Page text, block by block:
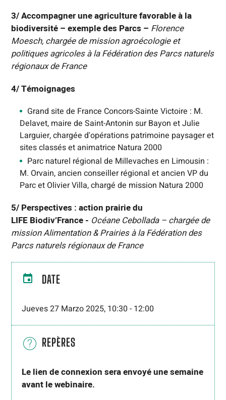
3/ Accompagner une agriculture favorable à la
biodiversité – exemple des Parcs – Florence
Moesch, chargée de mission agroécologie et
politiques agricoles à la Fédération des Parcs naturels
régionaux de France
4/ Témoignages
Grand site de France Concors-Sainte Victoire : M.
Delavet, maire de Saint-Antonin sur Bayon et Julie
Larguier, chargée d'opérations patrimoine paysager et
sites classés et animatrice Natura 2000
Parc naturel régional de Millevaches en Limousin :
M. Orvain, ancien conseiller régional et ancien VP du
Parc et Olivier Villa, chargé de mission Natura 2000
5/ Perspectives : action prairie du
LIFE Biodiv’France - Océane Cebollada – chargée de
mission Alimentation & Prairies à la Fédération des
Parcs naturels régionaux de France
DATE
Jueves 27 Marzo 2025, 10:30 - 12:00
REPÈRES
Le lien de connexion sera envoyé une semaine
avant le webinaire.